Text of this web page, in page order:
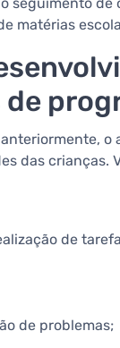
matérias
das crianças.
de
de problemas;